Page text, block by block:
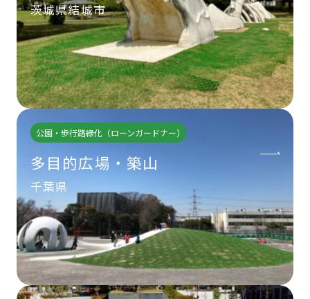
茨城県結城市
公園・歩行路緑化（ローンガードナー）
多目的広場・築山
千葉県